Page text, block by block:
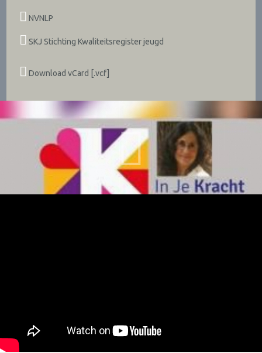
NVNLP
SKJ Stichting Kwaliteitsregister jeugd
Download vCard [.vcf]